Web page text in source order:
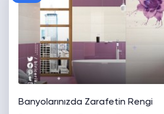
Banyolarınızda Zarafetin Rengi